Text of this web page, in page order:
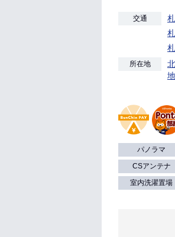
交通
所在地
パノラマ
CSアンテナ
室内洗濯置場